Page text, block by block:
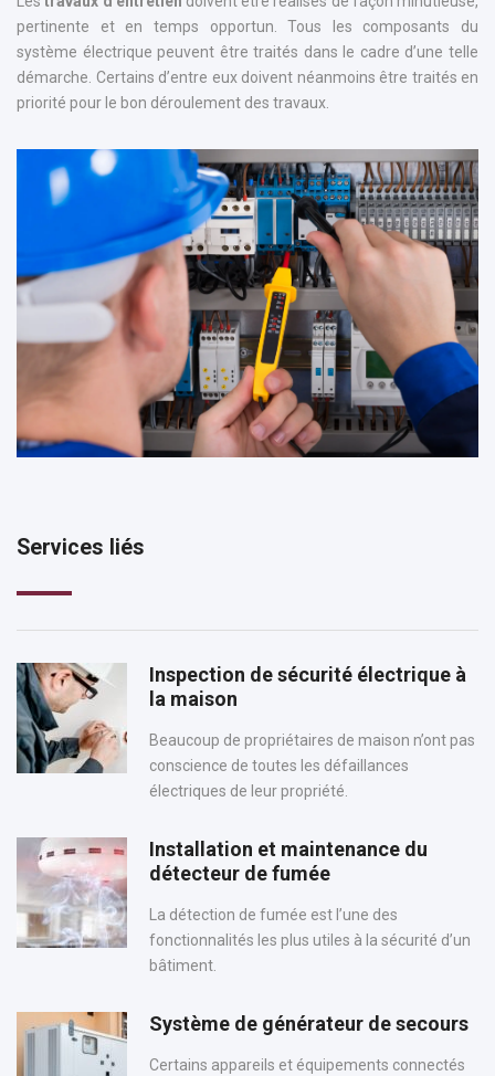
pertinente et en temps opportun. Tous les composants du
système électrique peuvent être traités dans le cadre d’une telle
démarche. Certains d’entre eux doivent néanmoins être traités en
priorité pour le bon déroulement des travaux.
Services liés
Inspection de sécurité électrique à
la maison
Beaucoup de propriétaires de maison n’ont pas
conscience de toutes les défaillances
électriques de leur propriété.
Installation et maintenance du
détecteur de fumée
La détection de fumée est l’une des
fonctionnalités les plus utiles à la sécurité d’un
bâtiment.
Système de générateur de secours
Certains appareils et équipements connectés